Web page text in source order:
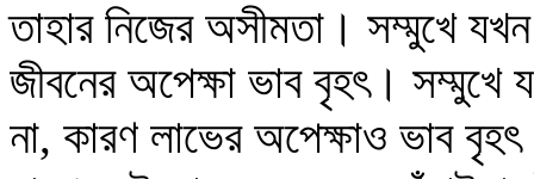
তাহার নিজের অসীমতা। সম্মুখে
জীবনের অপেক্ষা ভাব বৃহৎ।
না, কারণ লাভের অপেক্ষাও ভাব